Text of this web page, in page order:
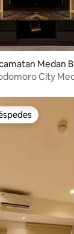
Medan
City
preferido